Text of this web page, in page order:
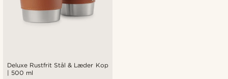
Deluxe Rustfrit Stål & Læder Kop
| 500 ml